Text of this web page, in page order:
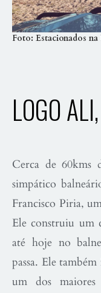
Foto: Estacionados
LOGO
Cerca de 60kms
simpático
Francisco Piria,
Ele construiu um
até hoje no
passa. Ele
um dos